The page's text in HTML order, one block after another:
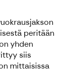
peritään
yhden
siis
mittaisissa